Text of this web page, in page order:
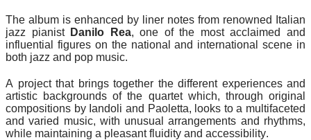
The album is enhanced by liner notes from renowned Italian
jazz pianist Danilo Rea, one of the most acclaimed and
influential figures on the national and international scene in
both jazz and pop music.
A project that brings together the different experiences and
artistic backgrounds of the quartet which, through original
compositions by Iandoli and Paoletta, looks to a multifaceted
and varied music, with unusual arrangements and rhythms,
while maintaining a pleasant fluidity and accessibility.